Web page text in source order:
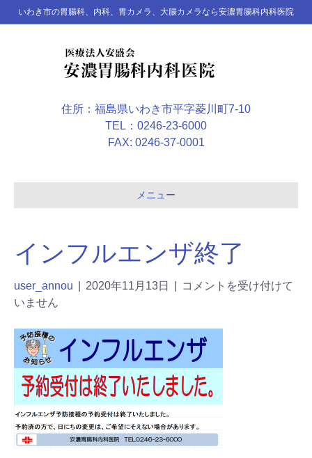
いわき市の胃腸科、内科、胃カメラ、大腸カメラなら安濃胃腸科内科医院
住所：福島県いわき市平字菱川町7-10
TEL：0246-23-6000
FAX: 0246-37-0001
メニュー
インフルエンザ終了
user_annou 2020年11月13日
コメントを受け付けて
いません